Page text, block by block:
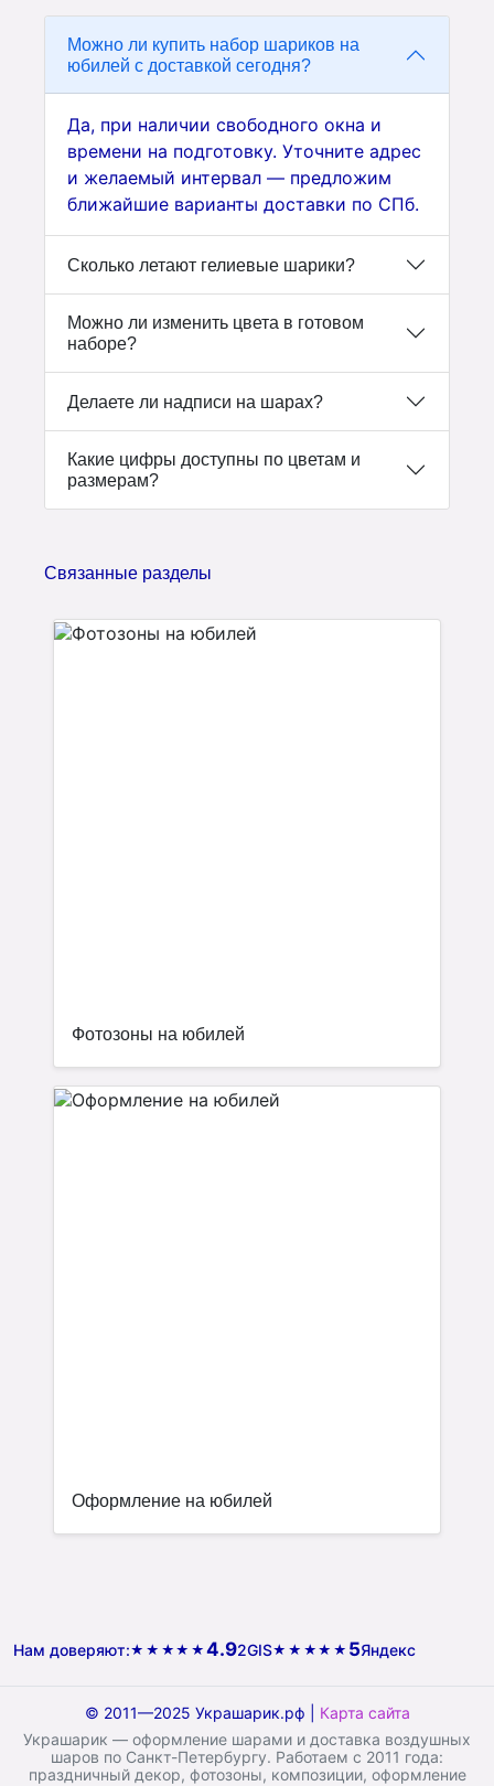
Можно ли купить набор шариков на
юбилей с доставкой сегодня?
Да, при наличии свободного окна и
времени на подготовку. Уточните адрес
и желаемый интервал — предложим
ближайшие варианты доставки по СПб.
Сколько летают гелиевые шарики?
Можно ли изменить цвета в готовом
наборе?
Делаете ли надписи на шарах?
Какие цифры доступны по цветам и
размерам?
Связанные разделы
Фотозоны на юбилей
Оформление на юбилей
Нам доверяют:★★★★★ 4.92GIS★★★★★ 5Яндекс
© 2011—2025 Украшарик.рф | Карта сайта
Украшарик — оформление шарами и доставка воздушных
шаров по Санкт-Петербургу. Работаем с 2011 года:
праздничный декор, фотозоны, композиции, оформление